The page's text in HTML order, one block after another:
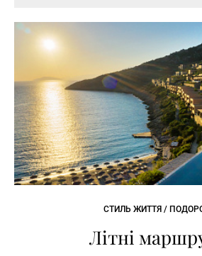
СТИЛЬ ЖИТТЯ /
Літні